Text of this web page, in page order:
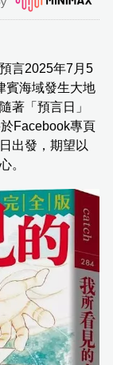
言2025年7月5
賓海域發生大地
著「預言日」
Facebook專頁
出發，期望以
。